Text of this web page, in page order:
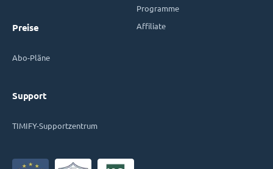
Preise
Abo-Pläne
Support
TIMIFY-Supportzentrum
Programme
Affiliate